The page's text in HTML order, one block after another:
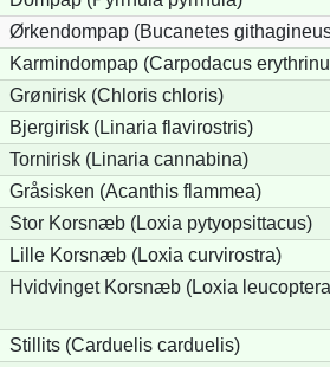
Ørkendompap (Bucanetes
Karmindompap (Carpodacus
Grønirisk (Chloris chloris)
Bjergirisk (Linaria flavirostris)
Tornirisk (Linaria cannabina)
Gråsisken (Acanthis flammea)
Stor Korsnæb (Loxia pytyopsittacus)
Lille Korsnæb (Loxia curvirostra)
Hvidvinget Korsnæb (Loxia
Stillits (Carduelis carduelis)